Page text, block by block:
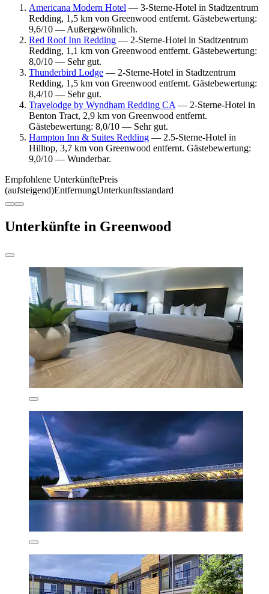
Americana Modern Hotel — 3-Sterne-Hotel in Stadtzentrum
Redding, 1,5 km von Greenwood entfernt. Gästebewertung:
9,6/10 — Außergewöhnlich.
Red Roof Inn Redding — 2-Sterne-Hotel in Stadtzentrum
Redding, 1,1 km von Greenwood entfernt. Gästebewertung:
8,0/10 — Sehr gut.
Thunderbird Lodge — 2-Sterne-Hotel in Stadtzentrum
Redding, 1,5 km von Greenwood entfernt. Gästebewertung:
8,4/10 — Sehr gut.
Travelodge by Wyndham Redding CA — 2-Sterne-Hotel in
Benton Tract, 2,9 km von Greenwood entfernt.
Gästebewertung: 8,0/10 — Sehr gut.
Hampton Inn & Suites Redding — 2.5-Sterne-Hotel in
Hilltop, 3,7 km von Greenwood entfernt. Gästebewertung:
9,0/10 — Wunderbar.
Empfohlene UnterkünftePreis
(aufsteigend)EntfernungUnterkunftsstandard
Unterkünfte in Greenwood